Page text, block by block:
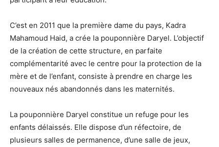
C’est en 2011 que la première dame du pays, Kadra
Mahamoud Haid, a crée la pouponnière Daryel. L’objectif
de la création de cette structure, en parfaite
complémentarité avec le centre pour la protection de la
mère et de l’enfant, consiste à prendre en charge les
nouveaux nés abandonnés dans les maternités.
La pouponnière Daryel constitue un refuge pour les
enfants délaissés. Elle dispose d’un réfectoire, de
plusieurs salles de permanence, d’une salle de jeux,